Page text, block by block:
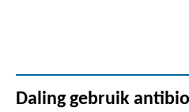
Daling gebruik